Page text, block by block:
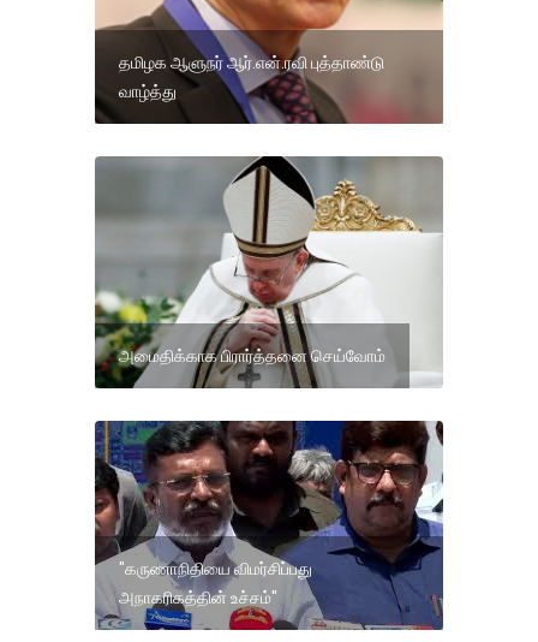
தமிழக ஆளுநர் ஆர்.என்.ரவி புத்தாண்டு
வாழ்த்து
அமைதிக்காக பிரார்த்தனை செய்வோம்
"கருணாநிதியை விமர்சிப்பது
அநாகரிகத்தின் உச்சம்"